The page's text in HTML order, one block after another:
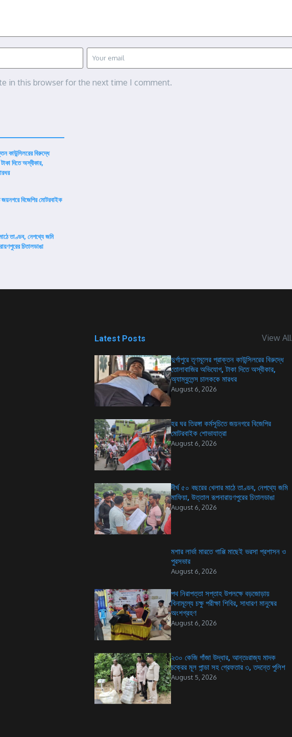
in this browser for the next time I comment.
কাউন্সিলরের বিরুদ্ধে
দিতে অস্বীকার,
জয়নগরে বিজেপির মোটরবাইক
তাণ্ডব, নেপথ্যে জমি
চিতালডাঙা
Latest Posts View All
দুর্গাপুরে তৃণমূলের প্রাক্তন কাউন্সিলরের বিরুদ্ধে
তোলাবাজির অভিযোগ, টাকা দিতে অস্বীকার,
অ্যাম্বুলেন্স চালককে মারধর
August 6, 2026
হর ঘর তিরঙ্গা কর্মসূচিতে জয়নগরে বিজেপির
মোটরবাইক শোভাযাত্রা
August 6, 2026
দীর্ঘ ৫০ বছরের খেলার মাঠে তাণ্ডব, নেপথ্যে জমি
মাফিয়া, উত্তাল রূপনারায়ণপুরের চিতালডাঙা
August 6, 2026
মশার লার্ভা মারতে গাপ্পি মাছেই ভরসা প্রশাসন ও
পুরসভার
August 6, 2026
পথ নিরাপত্তা সপ্তাহ উপলক্ষে বড়জোড়ায়
বিনামূল্যে চক্ষু পরীক্ষা শিবির, সাধারণ মানুষের
অংশগ্রহণ
August 6, 2026
২৩০ কেজি গাঁজা উদ্ধার, আন্তঃরাজ্য মাদক
চক্রের মূল পান্ডা সহ গ্রেফতার ৩, তদন্তে পুলিশ
August 5, 2026